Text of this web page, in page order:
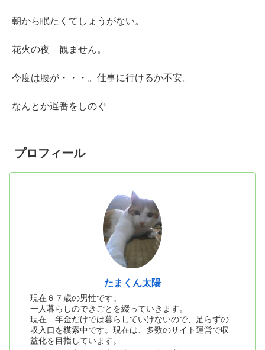
朝から眠たくてしょうがない。
花火の夜 観ません。
今度は腰が・・・。仕事に行けるか不安。
なんとか遅番をしのぐ
プロフィール
たまくん太陽
現在６７歳の男性です。
一人暮らしのできごとを綴っていきます。
現在 年金だけでは暮らしていけないので、足らずの
収入口を模索中です。現在は、多数のサイト運営で収
益化を目指しています。